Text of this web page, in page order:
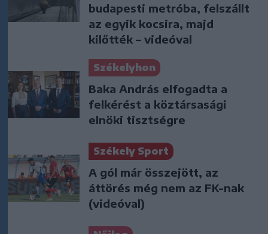
budapesti metróba, felszállt
az egyik kocsira, majd
kilőtték – videóval
Székelyhon
Baka András elfogadta a
felkérést a köztársasági
elnöki tisztségre
Székely Sport
A gól már összejött, az
áttörés még nem az FK-nak
(videóval)